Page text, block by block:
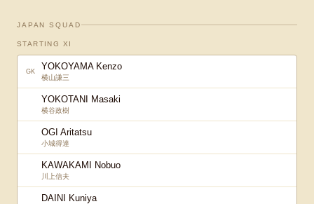
JAPAN SQUAD
STARTING XI
GK YOKOYAMA Kenzo
横山謙三
YOKOTANI Masaki
横谷政樹
OGI Aritatsu
小城得達
KAWAKAMI Nobuo
川上信夫
DAINI Kuniya